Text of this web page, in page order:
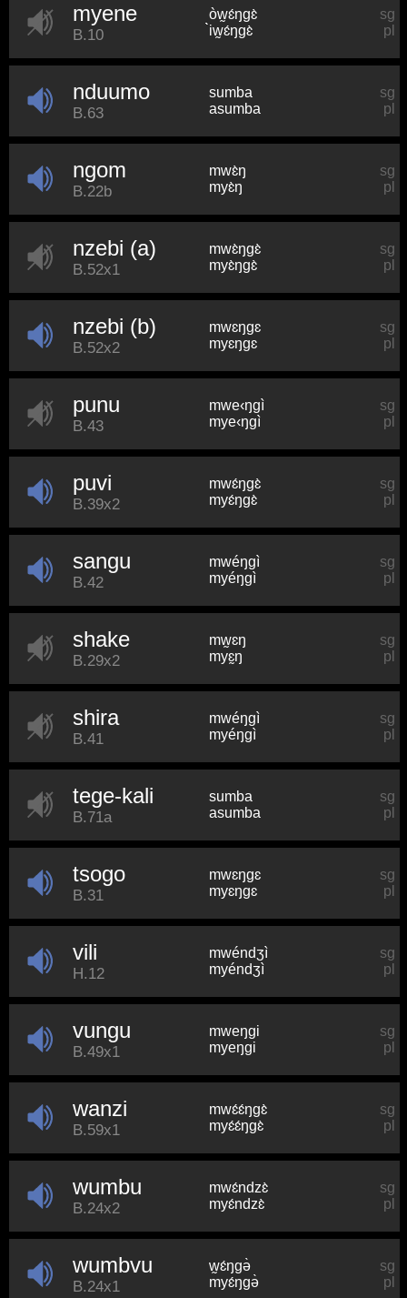
myene
B.10
òw̰ɛ́ŋɡɛ̀
sg
̀̀iw̰ɛ́ŋɡɛ̀
pl
nduumo
B.63
sumba
sg
asumba
pl
ngom
B.22b
mwɛ̀ŋ
sg
myɛ̀ŋ
pl
nzebi (a)
B.52x1
mwɛ̀ŋɡɛ̀
sg
myɛ̀ŋɡɛ̀
pl
nzebi (b)
B.52x2
mwɛŋɡɛ
sg
myɛŋɡɛ
pl
punu
B.43
mwe‹ŋɡì
sg
mye‹ŋɡì
pl
puvi
B.39x2
mwɛ́ŋɡɛ̀
sg
myɛ́ŋɡɛ̀
pl
sangu
B.42
mwéŋɡì
sg
myéŋɡì
pl
shake
B.29x2
mw̰ɛŋ
sg
myɛ̰ŋ
pl
shira
B.41
mwéŋɡì
sg
myéŋɡì
pl
tege-kali
B.71a
sumba
sg
asumba
pl
tsogo
B.31
mwɛŋɡɛ
sg
myɛŋɡɛ
pl
vili
H.12
mwéndʒì
sg
myéndʒì
pl
vungu
B.49x1
mweŋɡi
sg
myeŋɡi
pl
wanzi
B.59x1
mwɛ́ɛ́ŋɡɛ̀
sg
myɛ́ɛ́ŋɡɛ̀
pl
wumbu
B.24x2
mwɛ́ndzɛ̀
sg
myɛ́ndzɛ̀
pl
wumbvu
B.24x1
w̰ɛ́ŋɡə̀
sg
myɛ́ŋɡə̀
pl